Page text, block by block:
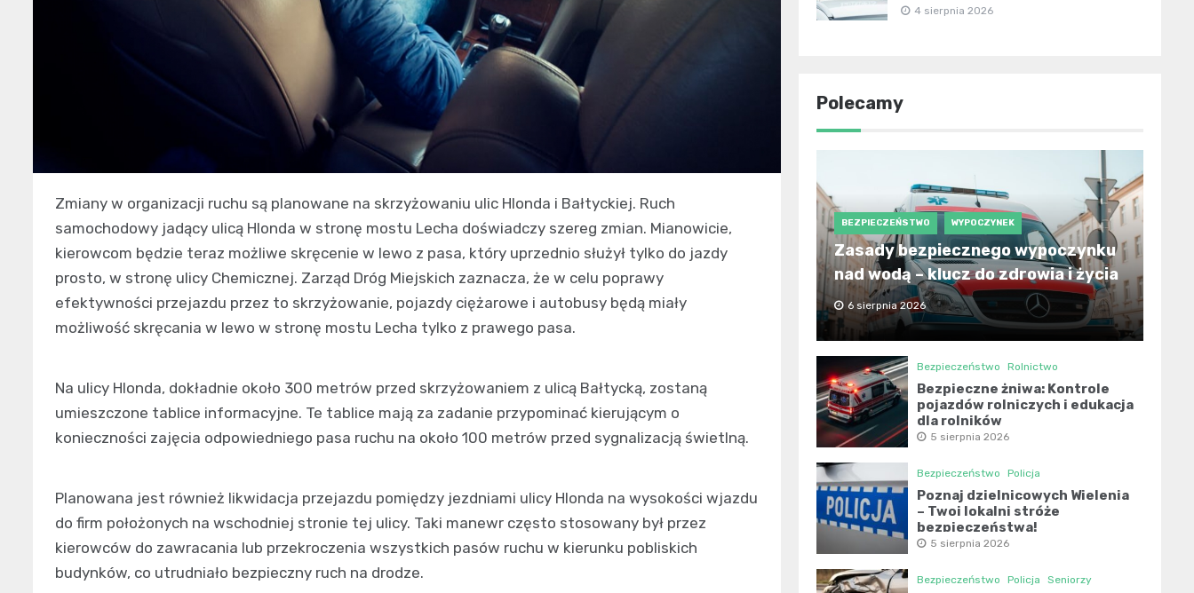
Zmiany w organizacji ruchu są planowane na skrzyżowaniu ulic Hlonda i Bałtyckiej. Ruch
samochodowy jadący ulicą Hlonda w stronę mostu Lecha doświadczy szereg zmian. Mianowicie,
kierowcom będzie teraz możliwe skręcenie w lewo z pasa, który uprzednio służył tylko do jazdy
prosto, w stronę ulicy Chemicznej. Zarząd Dróg Miejskich zaznacza, że w celu poprawy
efektywności przejazdu przez to skrzyżowanie, pojazdy ciężarowe i autobusy będą miały
możliwość skręcania w lewo w stronę mostu Lecha tylko z prawego pasa.
Na ulicy Hlonda, dokładnie około 300 metrów przed skrzyżowaniem z ulicą Bałtycką, zostaną
umieszczone tablice informacyjne. Te tablice mają za zadanie przypominać kierującym o
konieczności zajęcia odpowiedniego pasa ruchu na około 100 metrów przed sygnalizacją świetlną.
Planowana jest również likwidacja przejazdu pomiędzy jezdniami ulicy Hlonda na wysokości wjazdu
do firm położonych na wschodniej stronie tej ulicy. Taki manewr często stosowany był przez
kierowców do zawracania lub przekroczenia wszystkich pasów ruchu w kierunku pobliskich
budynków, co utrudniało bezpieczny ruch na drodze.
4 sierpnia 2026
Polecamy
BEZPIECZEŃSTWO WYPOCZYNEK
Zasady bezpiecznego wypoczynku
nad wodą – klucz do zdrowia i życia
6 sierpnia 2026
Bezpieczeństwo Rolnictwo
Bezpieczne żniwa: Kontrole
pojazdów rolniczych i edukacja
dla rolników
5 sierpnia 2026
Bezpieczeństwo Policja
Poznaj dzielnicowych Wielenia
– Twoi lokalni stróże
bezpieczeństwa!
5 sierpnia 2026
Bezpieczeństwo Policja Seniorzy